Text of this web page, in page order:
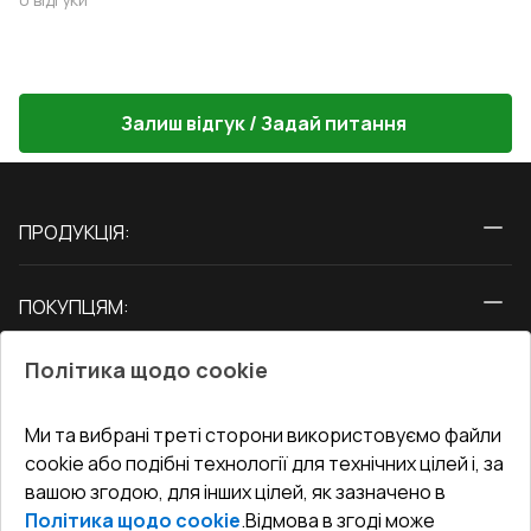
Залиш відгук / Задай питання
ПРОДУКЦІЯ:
Двері
ПОКУПЦЯМ:
Блог
Адреса гіпермаркета
Як правильно заміряти вікна
СЕРВІС ТА ОБЛУГОВУВАННЯ:
Доставка і Оплата
Гарантія та Сервіс
Повернення товару
КОНТАКТИ
Офіс:Україна, м. Вінниця, вул. Келецька 60 кв. 61
Політика щодо cookie
Ми та вибрані треті сторони використовуємо файли
cookie або подібні технології для технічних цілей і, за
вашою згодою, для інших цілей, як зазначено в
Політика щодо cookie.Відмова в згоді може